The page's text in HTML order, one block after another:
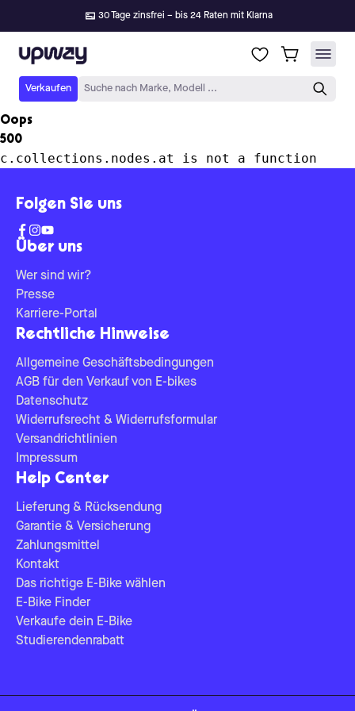
30 Tage zinsfrei – bis 24 Raten mit Klarna
Upway
Verkaufen Suche nach Marke, Modell ...
Oops
500
c.collections.nodes.at is not a function
Über uns
Wer sind wir?
Presse
Karriere-Portal
Rechtliche Hinweise
Allgemeine Geschäftsbedingungen
AGB für den Verkauf von E-bikes
Datenschutz
Widerrufsrecht & Widerrufsformular
Versandrichtlinien
Impressum
Help Center
Lieferung & Rücksendung
Garantie & Versicherung
Zahlungsmittel
Kontakt
Das richtige E-Bike wählen
E-Bike Finder
Verkaufe dein E-Bike
Studierendenrabatt
Folgen Sie uns